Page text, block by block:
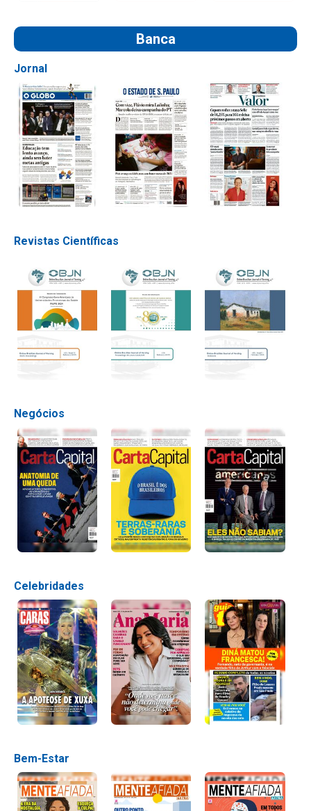
Banca
Jornal
Revistas Científicas
Negócios
Celebridades
Bem-Estar